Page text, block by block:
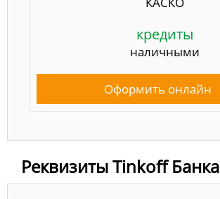
кредиты
наличными
Оформить онлайн
Реквизиты Tinkoff Банка